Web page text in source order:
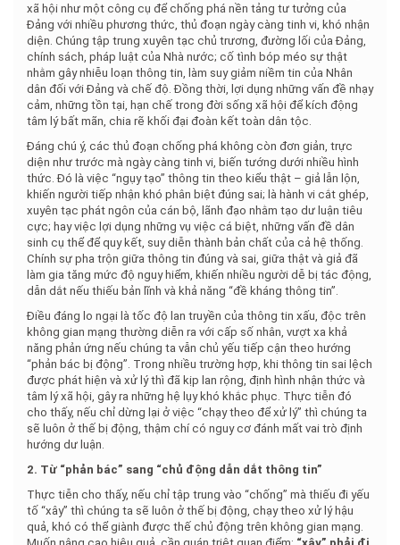
xã hội như một công cụ để chống phá nền tảng tư tưởng của
Đảng với nhiều phương thức, thủ đoạn ngày càng tinh vi, khó nhận
diện. Chúng tập trung xuyên tạc chủ trương, đường lối của Đảng,
chính sách, pháp luật của Nhà nước; cố tình bóp méo sự thật
nhằm gây nhiễu loạn thông tin, làm suy giảm niềm tin của Nhân
dân đối với Đảng và chế độ. Đồng thời, lợi dụng những vấn đề nhạy
cảm, những tồn tại, hạn chế trong đời sống xã hội để kích động
tâm lý bất mãn, chia rẽ khối đại đoàn kết toàn dân tộc.
Đáng chú ý, các thủ đoạn chống phá không còn đơn giản, trực
diện như trước mà ngày càng tinh vi, biến tướng dưới nhiều hình
thức. Đó là việc “ngụy tạo” thông tin theo kiểu thật – giả lẫn lộn,
khiến người tiếp nhận khó phân biệt đúng sai; là hành vi cắt ghép,
xuyên tạc phát ngôn của cán bộ, lãnh đạo nhằm tạo dư luận tiêu
cực; hay việc lợi dụng những vụ việc cá biệt, những vấn đề dân
sinh cụ thể để quy kết, suy diễn thành bản chất của cả hệ thống.
Chính sự pha trộn giữa thông tin đúng và sai, giữa thật và giả đã
làm gia tăng mức độ nguy hiểm, khiến nhiều người dễ bị tác động,
dẫn dắt nếu thiếu bản lĩnh và khả năng “đề kháng thông tin”.
Điều đáng lo ngại là tốc độ lan truyền của thông tin xấu, độc trên
không gian mạng thường diễn ra với cấp số nhân, vượt xa khả
năng phản ứng nếu chúng ta vẫn chủ yếu tiếp cận theo hướng
“phản bác bị động”. Trong nhiều trường hợp, khi thông tin sai lệch
được phát hiện và xử lý thì đã kịp lan rộng, định hình nhận thức và
tâm lý xã hội, gây ra những hệ lụy khó khắc phục. Thực tiễn đó
cho thấy, nếu chỉ dừng lại ở việc “chạy theo để xử lý” thì chúng ta
sẽ luôn ở thế bị động, thậm chí có nguy cơ đánh mất vai trò định
hướng dư luận.
2. Từ “phản bác” sang “chủ động dẫn dắt thông tin”
Thực tiễn cho thấy, nếu chỉ tập trung vào “chống” mà thiếu đi yếu
tố “xây” thì chúng ta sẽ luôn ở thế bị động, chạy theo xử lý hậu
quả, khó có thể giành được thế chủ động trên không gian mạng.